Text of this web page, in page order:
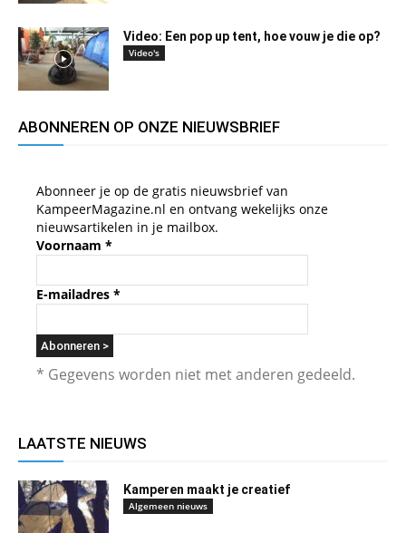
Video: Een pop up tent, hoe vouw je die op?
Video's
ABONNEREN OP ONZE NIEUWSBRIEF
Abonneer je op de gratis nieuwsbrief van
KampeerMagazine.nl en ontvang wekelijks onze
nieuwsartikelen in je mailbox.
Voornaam *
E-mailadres *
* Gegevens worden niet met anderen gedeeld.
LAATSTE NIEUWS
Kamperen maakt je creatief
Algemeen nieuws